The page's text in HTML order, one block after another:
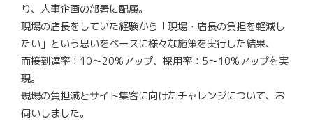
り、人事企画の部署に配属。
現場の店長をしていた経験から「現場・店長の負担を軽減し
たい」という思いをベースに様々な施策を実行した結果、
面接到達率：10～20%アップ、採用率：5～10%アップを実
現。
現場の負担減とサイト集客に向けたチャレンジについて、お
伺いしました。